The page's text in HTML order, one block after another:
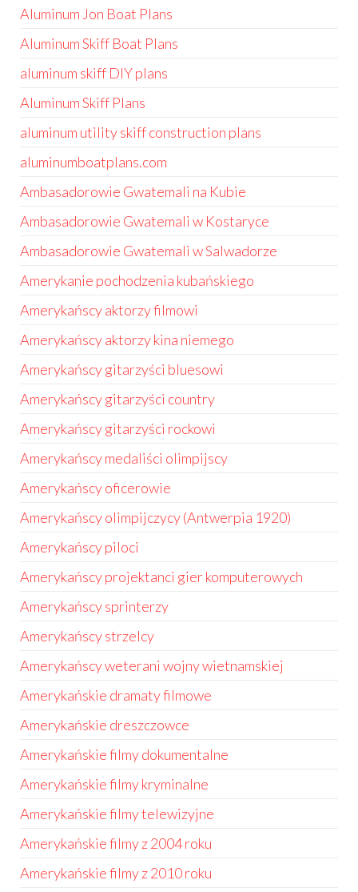
Aluminum Jon Boat Plans
Aluminum Skiff Boat Plans
aluminum skiff DIY plans
Aluminum Skiff Plans
aluminum utility skiff construction plans
aluminumboatplans.com
Ambasadorowie Gwatemali na Kubie
Ambasadorowie Gwatemali w Kostaryce
Ambasadorowie Gwatemali w Salwadorze
Amerykanie pochodzenia kubańskiego
Amerykańscy aktorzy filmowi
Amerykańscy aktorzy kina niemego
Amerykańscy gitarzyści bluesowi
Amerykańscy gitarzyści country
Amerykańscy gitarzyści rockowi
Amerykańscy medaliści olimpijscy
Amerykańscy oficerowie
Amerykańscy olimpijczycy (Antwerpia 1920)
Amerykańscy piloci
Amerykańscy projektanci gier komputerowych
Amerykańscy sprinterzy
Amerykańscy strzelcy
Amerykańscy weterani wojny wietnamskiej
Amerykańskie dramaty filmowe
Amerykańskie dreszczowce
Amerykańskie filmy dokumentalne
Amerykańskie filmy kryminalne
Amerykańskie filmy telewizyjne
Amerykańskie filmy z 2004 roku
Amerykańskie filmy z 2010 roku